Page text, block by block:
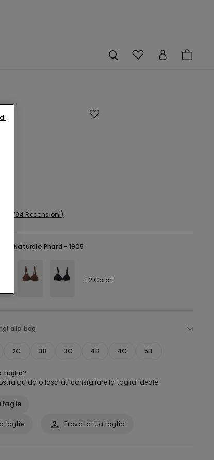
794 Recensioni
-Naturale Phard - 1905
+2 Colori
alla bag
2C 3B 3C 4B 4C 5B
taglia?
guida o lasciati consigliare la taglia ideale
taglie
Trova la tua taglia
taglie